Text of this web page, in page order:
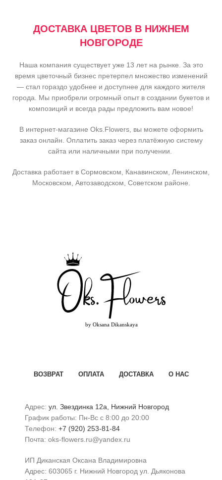
ДОСТАВКА ЦВЕТОВ В НИЖНЕМ
НОВГОРОДЕ
Наша компания существует уже 13 лет на рынке. За это
время цветочный бизнес претерпел множество изменений
— стал гораздо удобнее и доступнее для каждого жителя
города. Мы приобрели огромный опыт в создании букетов и
композиций и всегда рады предложить вам новое!
В интернет-магазине Oks.Flowers, вы можете оформить
заказ онлайн. Оплатить заказ через платёжную систему
сайта или наличными при получении.
Доставка работает в Сормовском, Канавинском, Ленинском,
Московском, Автозаводском, Советском районе.
ВОЗВРАТ ОПЛАТА ДОСТАВКА О НАС
Адрес: ул. Звездинка 12а, Нижний Новгород
График работы: Пн-Вс с 8:00 до 20:00
Телефон: +7 (920) 253-81-84
Почта: oks-flowers.ru@yandex.ru
ИП Диканская Оксана Владимировна
Адрес: 603065 г. Нижний Новгород ул. Дьяконова